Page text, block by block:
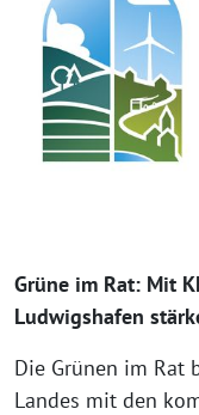
Grüne im Rat: Mit
Ludwigshafen
Die Grünen im Rat
Landes mit den